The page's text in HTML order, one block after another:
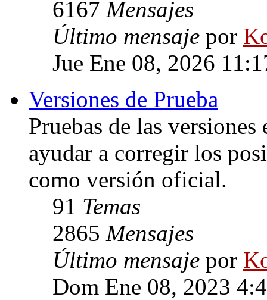
6167 Mensajes
Último mensaje por
Jue Ene 08, 2026
Versiones de Prueba
Pruebas de las
ayudar a corregir los
como versión oficial.
91 Temas
2865 Mensajes
Último mensaje por
Dom Ene 08, 2023